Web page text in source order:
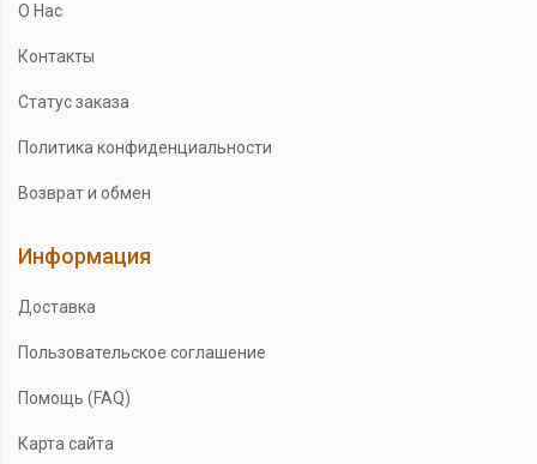
О Нас
Контакты
Статус заказа
Политика конфиденциальности
Возврат и обмен
Информация
Доставка
Пользовательское соглашение
Помощь (FAQ)
Карта сайта